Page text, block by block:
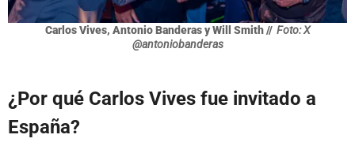
Carlos Vives, Antonio Banderas y Will Smith // Foto: X
@antoniobanderas
¿Por qué Carlos Vives fue invitado a
España?